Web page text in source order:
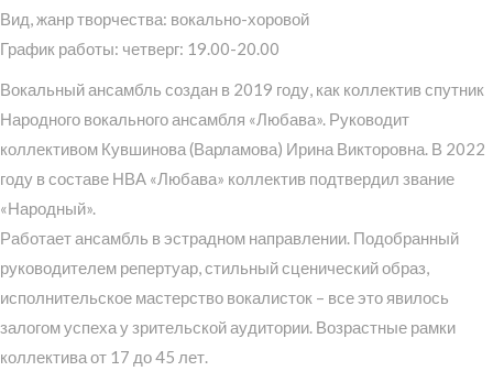
Вид, жанр творчества: вокально-хоровой
График работы: четверг: 19.00-20.00
Вокальный ансамбль создан в 2019 году, как коллектив спутник
Народного вокального ансамбля «Любава». Руководит
коллективом Кувшинова (Варламова) Ирина Викторовна. В 2022
году в составе НВА «Любава» коллектив подтвердил звание
«Народный».
Работает ансамбль в эстрадном направлении. Подобранный
руководителем репертуар, стильный сценический образ,
исполнительское мастерство вокалисток – все это явилось
залогом успеха у зрительской аудитории. Возрастные рамки
коллектива от 17 до 45 лет.